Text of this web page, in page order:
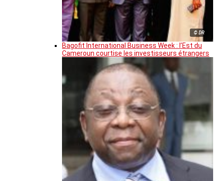
© DR
Bagofit International Business Week : l’Est du
Cameroun courtise les investisseurs étrangers